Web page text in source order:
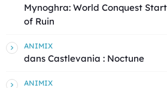
Mynoghra: World Conquest
of Ruin
ANIMIX
dans Castlevania : Noctune
ANIMIX